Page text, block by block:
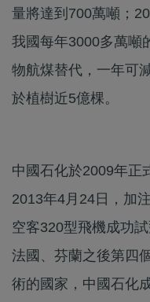
量將達到700萬噸；
我國每年3000多萬噸
物航煤替代，一年可
於植樹近5億棵。
中國石化於2009年正
2013年4月24日，加
空客320型飛機成功
法國、芬蘭之後第四
術的國家，中國石化